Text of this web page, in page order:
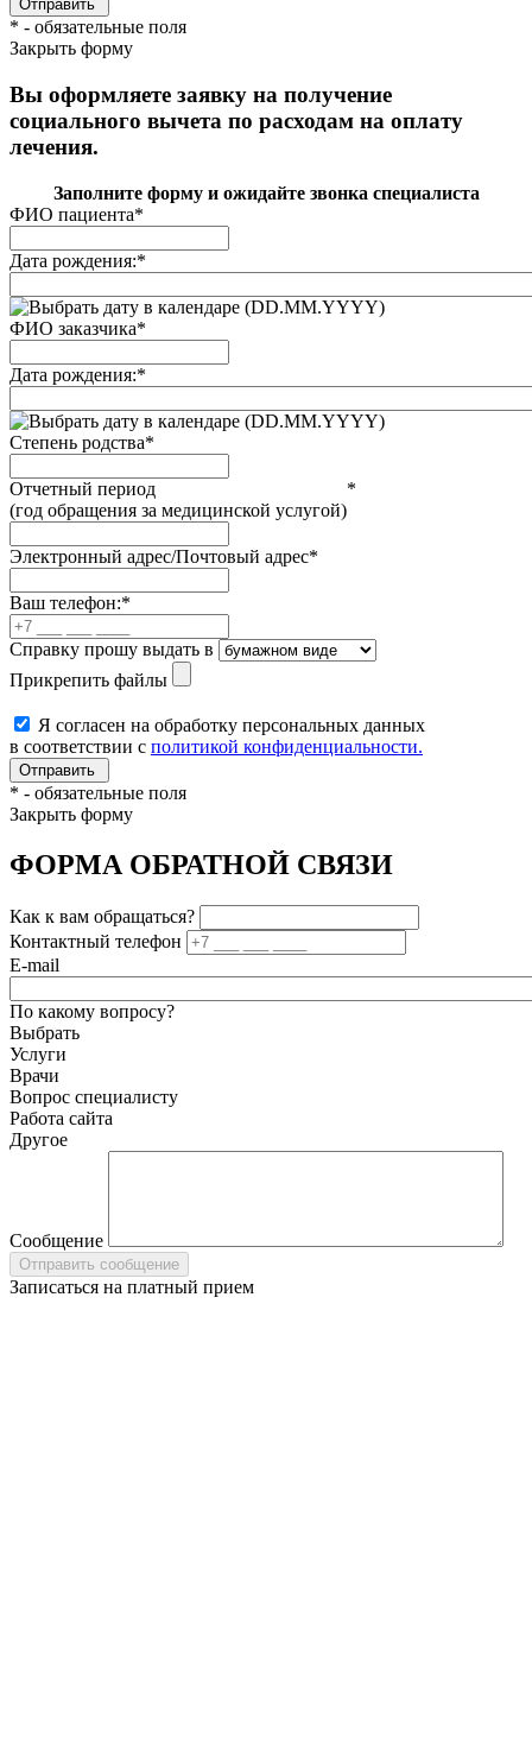
* - обязательные поля
Закрыть форму
Вы оформляете заявку на получение
социального вычета по расходам на оплату
лечения.
Заполните форму и ожидайте звонка специалиста
ФИО пациента*
Дата рождения:*
(DD.MM.YYYY)
ФИО заказчика*
Дата рождения:*
(DD.MM.YYYY)
Степень родства*
Отчетный период
(год обращения за медицинской услугой)
*
Электронный адрес/Почтовый адрес*
Ваш телефон:*
Справку прошу выдать в
Прикрепить файлы
Я согласен на обработку персональных данных
в соответствии с политикой конфиденциальности.
* - обязательные поля
Закрыть форму
ФОРМА ОБРАТНОЙ СВЯЗИ
Как к вам обращаться?
Контактный телефон
E-mail
По какому вопросу?
Выбрать
Услуги
Врачи
Вопрос специалисту
Работа сайта
Другое
Сообщение
Записаться на платный прием